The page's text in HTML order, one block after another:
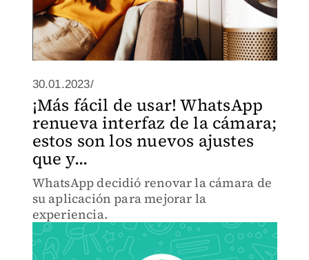
30.01.2023/
¡Más fácil de usar! WhatsApp
renueva interfaz de la cámara;
estos son los nuevos ajustes
que y...
WhatsApp decidió renovar la cámara de
su aplicación para mejorar la
experiencia.